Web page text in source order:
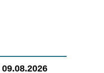
09.08.2026